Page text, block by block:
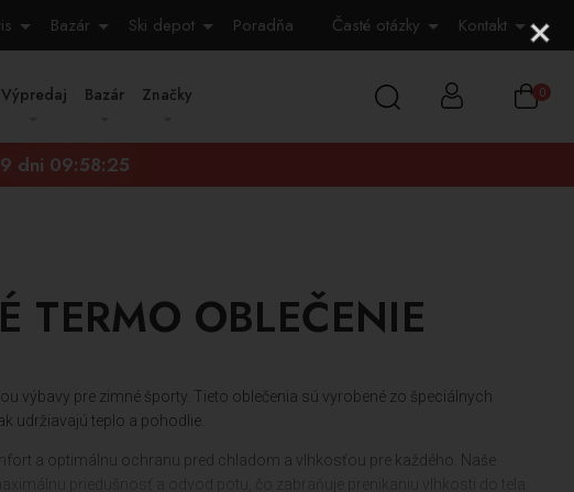
0
Bazár Ski depot Poradňa Časté otázky Kontakt
Výpredaj Bazár Značky
9 dni 09:58:24
TERMO OBLEČENIE
výbavy pre zimné športy. Tieto oblečenia sú vyrobené zo špeciálnych
udržiavajú teplo a pohodlie.
a optimálnu ochranu pred chladom a vlhkosťou pre každého. Naše